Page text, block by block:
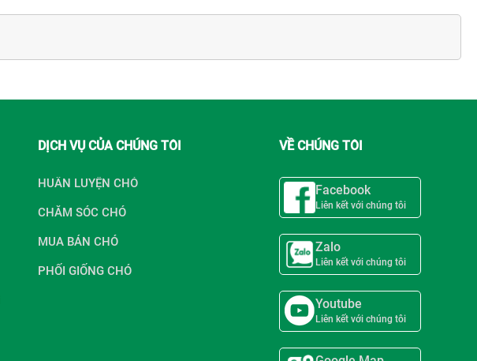
DỊCH VỤ CỦA CHÚNG TÔI
HUẤN LUYỆN CHÓ
CHĂM SÓC CHÓ
MUA BÁN CHÓ
PHỐI GIỐNG CHÓ
VỀ CHÚNG TÔI
Facebook
Liên kết với chúng tôi
Zalo
Liên kết với chúng tôi
Youtube
Liên kết với chúng tôi